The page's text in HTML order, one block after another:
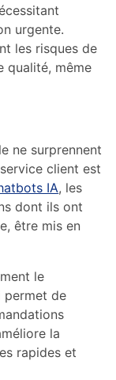
urgente.
les risques de
qualité, même
ne surprennent
client est
IA, les
dont ils ont
être mis en
le
permet de
la
rapides et